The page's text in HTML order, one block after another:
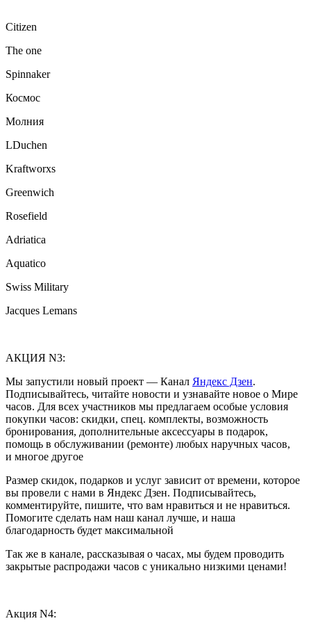
Citizen
The one
Spinnaker
Космос
Молния
LDuchen
Kraftworxs
Greenwich
Rosefield
Adriatica
Aquatico
Swiss Military
Jacques Lemans
АКЦИЯ N3:
Мы запустили новый проект — Канал Яндекс Дзен.
Подписывайтесь, читайте новости и узнавайте новое о Мире
часов. Для всех участников мы предлагаем особые условия
покупки часов: скидки, спец. комплекты, возможность
бронирования, дополнительные аксессуары в подарок,
помощь в обслуживании (ремонте) любых наручных часов,
и многое другое
Размер скидок, подарков и услуг зависит от времени, которое
вы провели с нами в Яндекс Дзен. Подписывайтесь,
комментируйте, пишите, что вам нравиться и не нравиться.
Помогите сделать нам наш канал лучше, и наша
благодарность будет максимальной
Так же в канале, рассказывая о часах, мы будем проводить
закрытые распродажи часов с уникально низкими ценами!
Акция N4: